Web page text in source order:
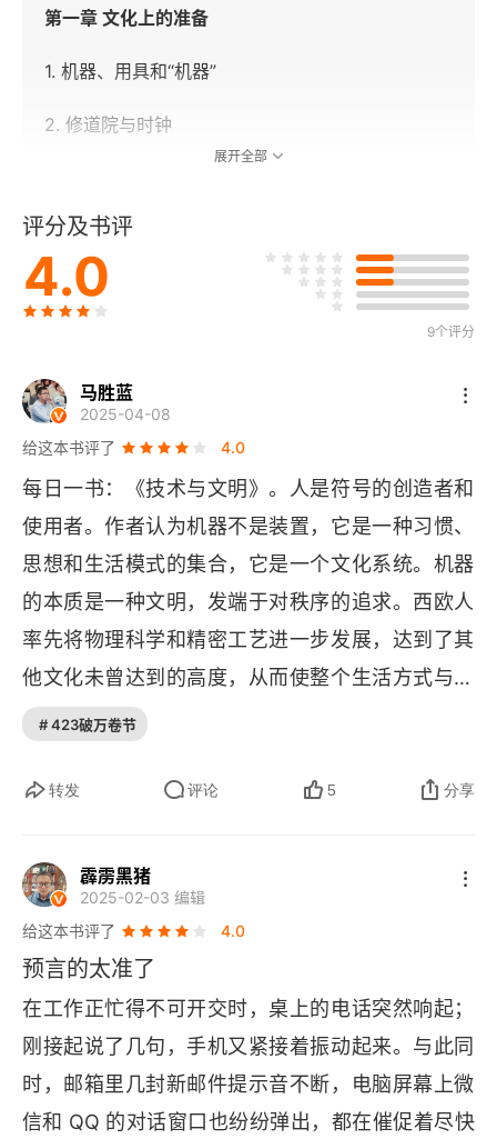
第一章 文化上的准备
1. 机器、用具和“机器”
2. 修道院与时钟
4. 资本主义的影响
5. 从寓言到事实
7. 途经魔法之路
8. 社会的严格管理
9. 机械宇宙
10. 发明的义务
11. 切实的预期
1. 技术概览
4. 原始工程师
5. 从猎兽到猎人
6. 战争与发明
7. 大规模军工生产
8. 操练与退化
展开全部
评分及书评
4.0
9个评分
马胜蓝
2025-04-08
给这本书评了
4.0
每日一书：《技术与文明》。人是符号的创造者和
使用者。作者认为机器不是装置，它是一种习惯、
思想和生活模式的集合，它是一个文化系统。机器
的本质是一种文明，发端于对秩序的追求。西欧人
率先将物理科学和精密工艺进一步发展，达到了其
他文化未曾达到的高度，从而使整个生活方式与机
器的步调和能力相适应，产生了一种机器文明。芒
将 “机器” 理解为由钢铁和齿轮组成的物理装置，芒
这样宏大的工程时，巨机器就已经出现了。建造金
字塔，需要一个高度复杂的官僚系统，包括监工、
劳工、后勤人员、工程师和验收人员等。这种系统
要求明确的责任分工，确保每个人都承担特定的任
务，像齿轮一样紧密配合。金字塔不仅是一个建筑
奇迹，它还象征了权力和官僚体制的安排模式。机
器不但带来特定的功能，它还带来了一种 “中性” 的
秩序，既能带来生产力和效率的提升及稳定性和可
# 423破万卷节
转发 评论 5 分享
霹雳黑猪
2025-02-03 编辑
给这本书评了
4.0
预言的太准了
在工作正忙得不可开交时，桌上的电话突然响起；
刚接起说了几句，手机又紧接着振动起来。与此同
时，邮箱里几封新邮件提示音不断，电脑屏幕上微
信和 QQ 的对话窗口也纷纷弹出，都在催促着尽快